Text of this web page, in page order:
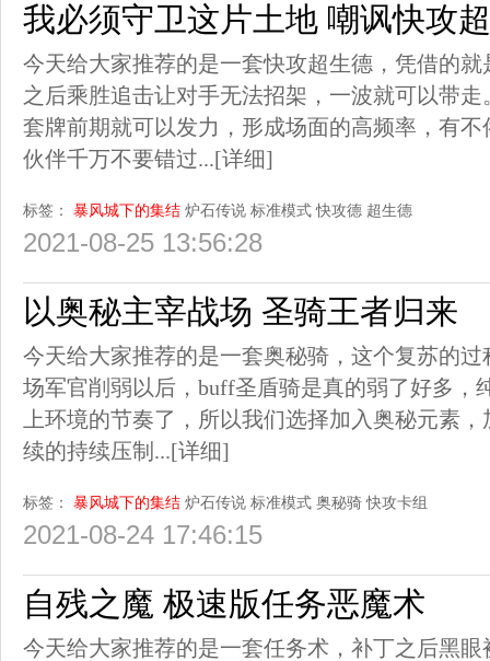
我必须守卫这片土地 嘲讽快攻
今天给大家推荐的是一套快攻超生德，凭借的就
之后乘胜追击让对手无法招架，一波就可以带
套牌前期就可以发力，形成场面的高频率，有
伙伴千万不要错过...[详细]
标签： 暴风城下的集结 炉石传说 标准模式 快攻德 超生德
2021-08-25 13:56:28
以奥秘主宰战场 圣骑王者归来
今天给大家推荐的是一套奥秘骑，这个复苏的
场军官削弱以后，buff圣盾骑是真的弱了好多，
上环境的节奏了，所以我们选择加入奥秘元素
续的持续压制...[详细]
标签： 暴风城下的集结 炉石传说 标准模式 奥秘骑 快攻卡组
2021-08-24 17:46:15
自残之魔 极速版任务恶魔术
今天给大家推荐的是一套任务术，补丁之后黑